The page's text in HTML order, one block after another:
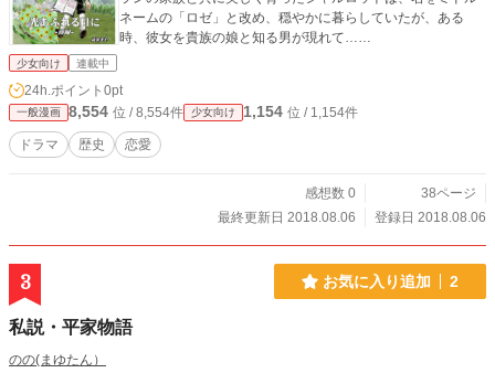
ネームの「ロゼ」と改め、穏やかに暮らしていたが、ある
時、彼女を貴族の娘と知る男が現れて……
少女向け 連載中
24h.ポイント 0pt
一般漫画 8,554 位 / 8,554件 少女向け 1,154 位 / 1,154件
ドラマ 歴史 恋愛
感想数 0
38ページ
最終更新日 2018.08.06
登録日 2018.08.06
3 お気に入り追加 2
私説・平家物語
のの(まゆたん）